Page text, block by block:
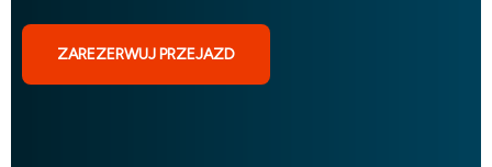
ZAREZERWUJ PRZEJAZD